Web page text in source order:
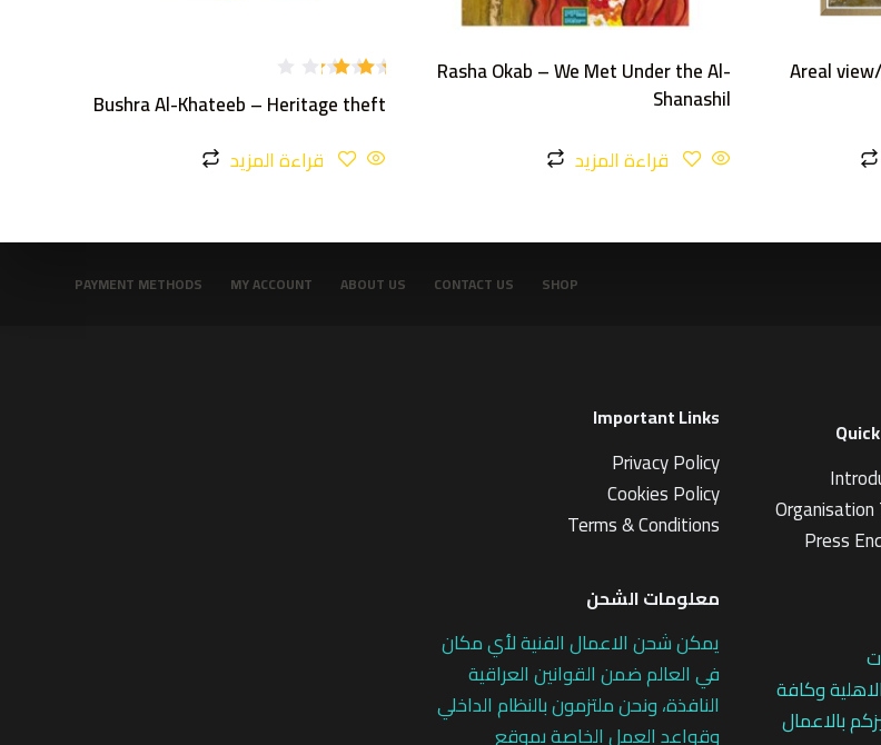
Rasha Okab – We Met Under the Al-
Shanashil
قراءة المزيد
التقي
يم
من 5
Bushra Al-Khateeb – Heritage theft
قراءة المزيد
SHOP
CONTACT US
ABOUT US
MY ACCOUNT
PAYMENT METHODS
Press
وكافة
بالاعمال
Important Links
Privacy Policy
Cookies Policy
Terms & Conditions
معلومات الشحن
يمكن شحن الاعمال الفنية لأي مكان
في العالم ضمن القوانين العراقية
النافذة، ونحن ملتزمون بالنظام الداخلي
وقواعد العمل الخاصة بموقع